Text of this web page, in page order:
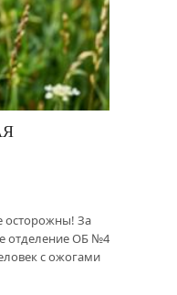
осторожны! За
отделение ОБ №4
с ожогами